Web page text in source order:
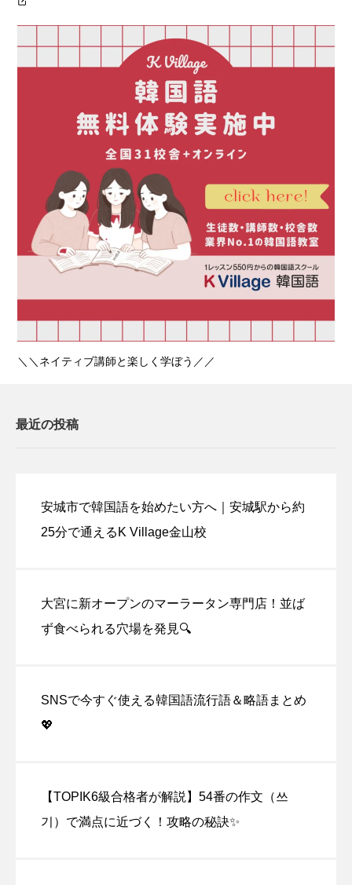
＼＼ネイティブ講師と楽しく学ぼう／／
最近の投稿
安城市で韓国語を始めたい方へ｜安城駅から約
25分で通えるK Village金山校
大宮に新オープンのマーラータン専門店！並ば
ず食べられる穴場を発見🔍
SNSで今すぐ使える韓国語流行語＆略語まとめ
💖
【TOPIK6級合格者が解説】54番の作文（쓰
기）で満点に近づく！攻略の秘訣✨